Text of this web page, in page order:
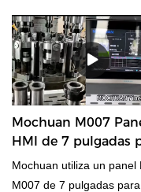
automatización?
la diferente naturaleza,
diferentes características
diferentes roles
Mochuan M007
HMI de 7 pulgadas
máquina de
acolchados
Mochuan utiliza un panel
M007 de 7 pulgadas para